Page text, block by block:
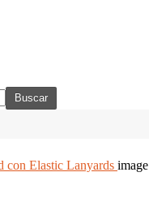
con Elastic Lanyards image